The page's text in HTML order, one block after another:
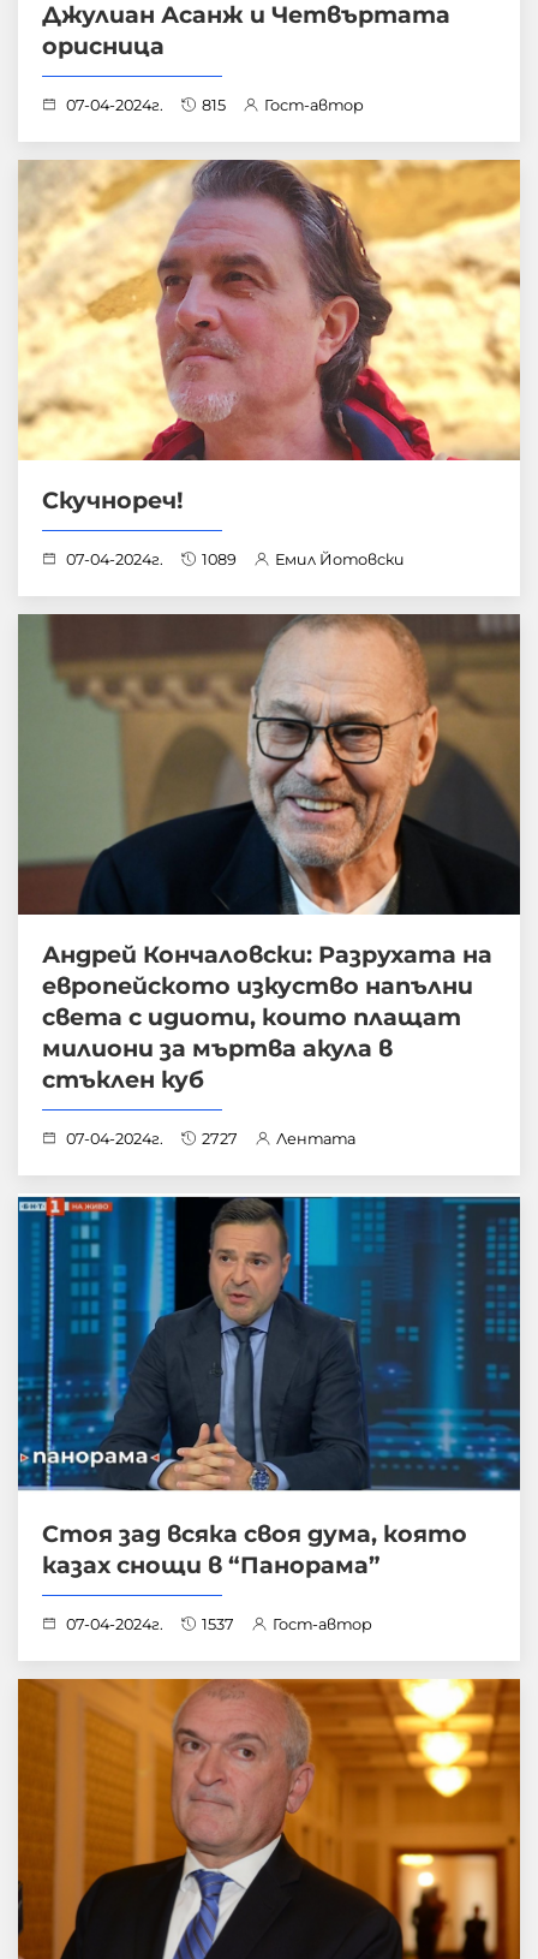
Джулиан Асанж и Четвъртата
орисница
07-04-2024г. 815 Гост-автор
Скучнореч!
07-04-2024г. 1089 Емил Йотовски
Андрей Кончаловски: Разрухата на
европейското изкуство напълни
света с идиоти, които плащат
милиони за мъртва акула в
стъклен куб
07-04-2024г. 2727 Лентата
Стоя зад всяка своя дума, която
казах снощи в “Панорама”
07-04-2024г. 1537 Гост-автор